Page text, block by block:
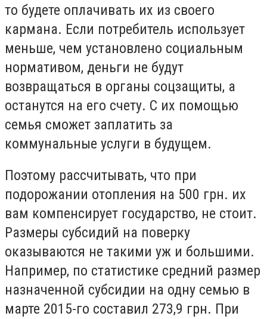
то будете оплачивать их из своего
кармана. Если потребитель использует
меньше, чем установлено социальным
нормативом, деньги не будут
возвращаться в органы соцзащиты, а
останутся на его счету. С их помощью
семья сможет заплатить за
коммунальные услуги в будущем.
Поэтому рассчитывать, что при
подорожании отопления на 500 грн. их
вам компенсирует государство, не стоит.
Размеры субсидий на поверку
оказываются не такими уж и большими.
Например, по статистике средний размер
назначенной субсидии на одну семью в
марте 2015-го составил 273,9 грн. При